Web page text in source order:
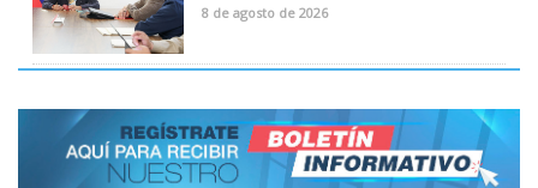
8 de agosto de 2026